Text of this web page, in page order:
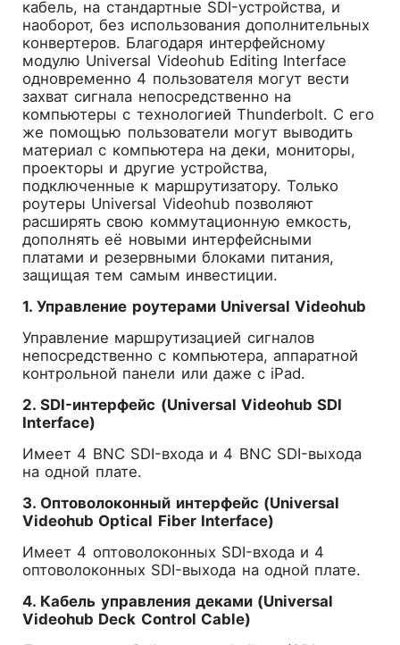
кабель, на стандартные SDI-устройства, и
наоборот, без использования дополнительных
конвертеров. Благодаря интерфейсному
модулю Universal Videohub Editing Interface
одновременно 4 пользователя могут вести
захват сигнала непосредственно на
компьютеры с технологией Thunderbolt. С его
же помощью пользователи могут выводить
материал с компьютера на деки, мониторы,
проекторы и другие устройства,
подключенные к маршрутизатору. Только
роутеры Universal Videohub позволяют
расширять свою коммутационную емкость,
дополнять её новыми интерфейсными
платами и резервными блоками питания,
защищая тем самым инвестиции.
1. Управление роутерами Universal Videohub
Управление маршрутизацией сигналов
непосредственно с компьютера, аппаратной
контрольной панели или даже с iPad.
2. SDI-интерфейс (Universal Videohub SDI
Interface)
Имеет 4 BNC SDI-входа и 4 BNC SDI-выхода
на одной плате.
3. Оптоволоконный интерфейс (Universal
Videohub Optical Fiber Interface)
Имеет 4 оптоволоконных SDI-входа и 4
оптоволоконных SDI-выхода на одной плате.
4. Кабель управления деками (Universal
Videohub Deck Control Cable)